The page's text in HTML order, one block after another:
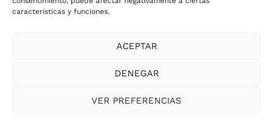
características y funciones.
ACEPTAR
DENEGAR
VER PREFERENCIAS
Aviso legal